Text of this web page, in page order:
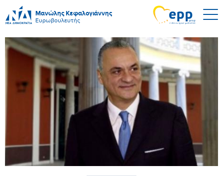
Μανώλης Κεφαλογιάννης
Ευρωβουλευτής